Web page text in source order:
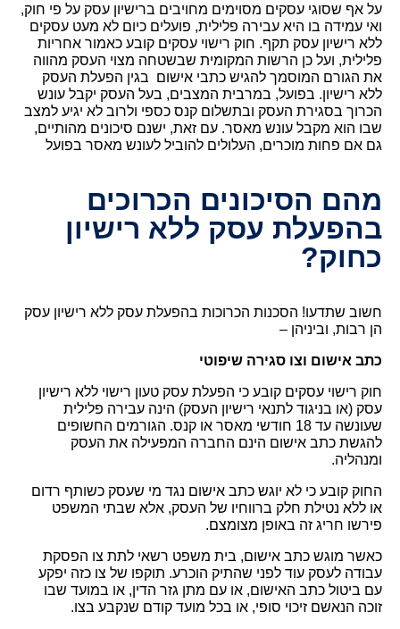
על אף שסוגי עסקים מסוימים מחויבים ברישיון עסק על פי חוק,
ואי עמידה בו היא עבירה פלילית, פועלים כיום לא מעט עסקים
ללא רישיון עסק תקף. חוק רישוי עסקים קובע כאמור אחריות
פלילית, ועל כן הרשות המקומית שבשטחה מצוי העסק מהווה
את הגורם המוסמך להגיש כתבי אישום  בגין הפעלת העסק
ללא רישיון. בפועל, במרבית המצבים, בעל העסק יקבל עונש
הכרוך בסגירת העסק ובתשלום קנס כספי ולרוב לא יגיע למצב
שבו הוא מקבל עונש מאסר. עם זאת, ישנם סיכונים מהותיים,
אם פחות מוכרים, העלולים להוביל לעונש מאסר בפועל
הסיכונים הכרוכים
עסק ללא רישיון
חשוב שתדעו! הסכנות הכרוכות בהפעלת עסק ללא רישיון עסק
רבות, וביניהן –
אישום וצו סגירה שיפוטי
חוק רישוי עסקים קובע כי הפעלת עסק טעון רישוי ללא רישיון
עסק (או בניגוד לתנאי רישיון העסק) הינה עבירה פלילית
שעונשה עד 18 חודשי מאסר או קנס. הגורמים החשופים
להגשת כתב אישום הינם החברה המפעילה את העסק
החוק קובע כי לא יוגש כתב אישום נגד מי שעסק כשותף רדום
או ללא נטילת חלק ברווחיו של העסק, אלא שבתי המשפט
חריג זה באופן מצומצם.
כאשר מוגש כתב אישום, בית משפט רשאי לתת צו הפסקת
עבודה לעסק עוד לפני שהתיק הוכרע. תוקפו של צו כזה יפקע
עם ביטול כתב האישום, או עם מתן גזר הדין, או במועד שבו
הנאשם זיכוי סופי, או בכל מועד קודם שנקבע בצו.